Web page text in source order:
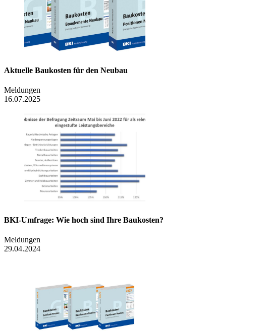
Aktuelle Baukosten für den Neubau
Meldungen
16.07.2025
BKI-Umfrage: Wie hoch sind Ihre Baukosten?
Meldungen
29.04.2024